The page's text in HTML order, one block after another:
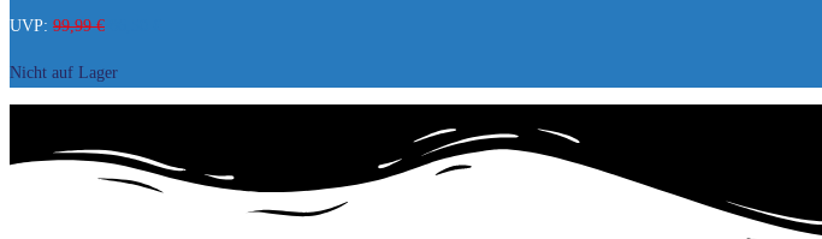
UVP: 99,99€
war:
ist:
Nicht auf Lager